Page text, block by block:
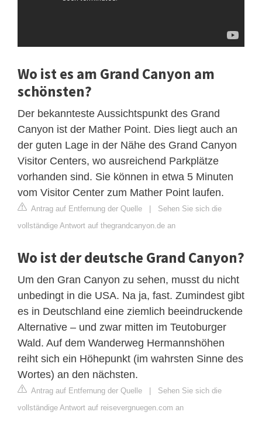
Wo ist es am Grand Canyon am
schönsten?
Der bekannteste Aussichtspunkt des Grand
Canyon ist der Mather Point. Dies liegt auch an
der guten Lage in der Nähe des Grand Canyon
Visitor Centers, wo ausreichend Parkplätze
vorhanden sind. Sie können in etwa 5 Minuten
vom Visitor Center zum Mather Point laufen.
Antrag auf Entfernung der Quelle | Sehen Sie sich die
vollständige Antwort auf thegrandcanyon.de an
Wo ist der deutsche Grand Canyon?
Um den Gran Canyon zu sehen, musst du nicht
unbedingt in die USA. Na ja, fast. Zumindest gibt
es in Deutschland eine ziemlich beeindruckende
Alternative – und zwar mitten im Teutoburger
Wald. Auf dem Wanderweg Hermannshöhen
reiht sich ein Höhepunkt (im wahrsten Sinne des
Wortes) an den nächsten.
Antrag auf Entfernung der Quelle | Sehen Sie sich die
vollständige Antwort auf reisevergnuegen.com an